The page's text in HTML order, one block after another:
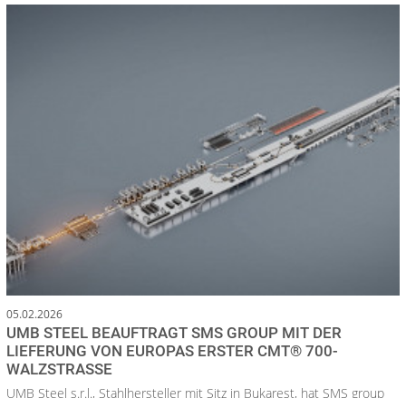
05.02.2026
UMB STEEL BEAUFTRAGT SMS GROUP MIT DER
LIEFERUNG VON EUROPAS ERSTER CMT® 700-
WALZSTRASSE
UMB Steel s.r.l., Stahlhersteller mit Sitz in Bukarest, hat SMS group